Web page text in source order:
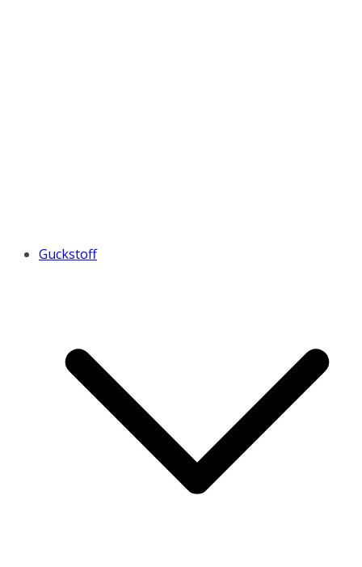
Guckstoff